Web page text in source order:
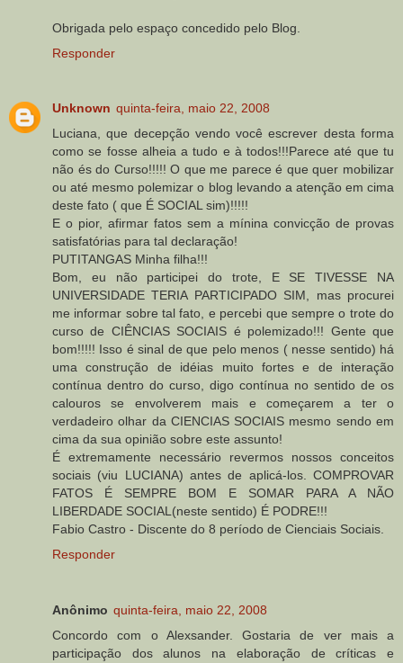
Obrigada pelo espaço concedido pelo Blog.
Responder
Unknown quinta-feira, maio 22, 2008
Luciana, que decepção vendo você escrever desta forma
como se fosse alheia a tudo e à todos!!!Parece até que tu
não és do Curso!!!!! O que me parece é que quer mobilizar
ou até mesmo polemizar o blog levando a atenção em cima
deste fato ( que É SOCIAL sim)!!!!!
E o pior, afirmar fatos sem a mínina convicção de provas
satisfatórias para tal declaração!
PUTITANGAS Minha filha!!!
Bom, eu não participei do trote, E SE TIVESSE NA
UNIVERSIDADE TERIA PARTICIPADO SIM, mas procurei
me informar sobre tal fato, e percebi que sempre o trote do
curso de CIÊNCIAS SOCIAIS é polemizado!!! Gente que
bom!!!!! Isso é sinal de que pelo menos ( nesse sentido) há
uma construção de idéias muito fortes e de interação
contínua dentro do curso, digo contínua no sentido de os
calouros se envolverem mais e começarem a ter o
verdadeiro olhar da CIENCIAS SOCIAIS mesmo sendo em
cima da sua opinião sobre este assunto!
É extremamente necessário revermos nossos conceitos
sociais (viu LUCIANA) antes de aplicá-los. COMPROVAR
FATOS É SEMPRE BOM E SOMAR PARA A NÃO
LIBERDADE SOCIAL(neste sentido) É PODRE!!!
Fabio Castro - Discente do 8 período de Cienciais Sociais.
Responder
Anônimo quinta-feira, maio 22, 2008
Concordo com o Alexsander. Gostaria de ver mais a
participação dos alunos na elaboração de críticas e